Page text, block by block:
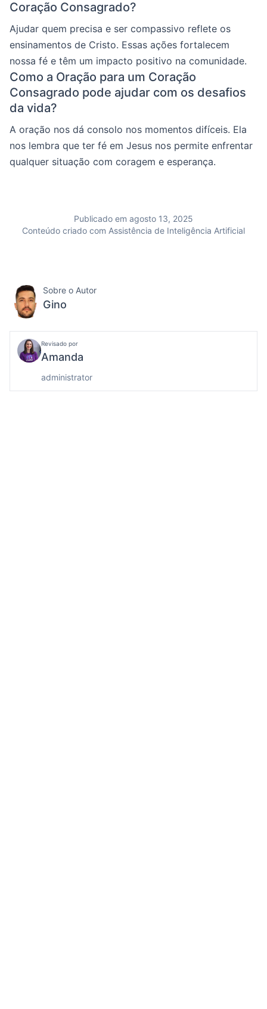
Coração Consagrado?
Ajudar quem precisa e ser compassivo reflete os
ensinamentos de Cristo. Essas ações fortalecem
nossa fé e têm um impacto positivo na comunidade.
Como a Oração para um Coração
Consagrado pode ajudar com os desafios
da vida?
A oração nos dá consolo nos momentos difíceis. Ela
nos lembra que ter fé em Jesus nos permite enfrentar
qualquer situação com coragem e esperança.
Publicado em agosto 13, 2025
Conteúdo criado com Assistência de Inteligência Artificial
Sobre o Autor
Gino
Revisado por
Amanda
administrator